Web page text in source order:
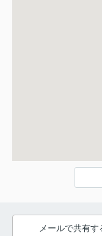
メールで共有す